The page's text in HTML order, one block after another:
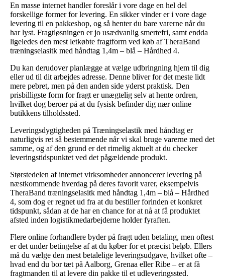
En masse internet handler foreslår i vore dage en hel del
forskellige former for levering. En sikker vinder er i vore dage
levering til en pakkeshop, og så henter du bare varerne når du
har lyst. Fragtløsningen er jo usædvanlig smertefri, samt endda
ligeledes den mest letkøbte fragtform ved køb af TheraBand
træningselasitk med håndtag 1,4m – blå – Hårdhed 4.
Du kan derudover planlægge at vælge udbringning hjem til dig
eller ud til dit arbejdes adresse. Denne bliver for det meste lidt
mere pebret, men på den anden side yderst praktisk. Den
prisbilligste form for fragt er unægtelig selv at hente ordren,
hvilket dog beroer på at du fysisk befinder dig nær online
butikkens tilholdssted.
Leveringsdygtigheden på Træningselastik med håndtag er
naturligvis ret så bestemmende når vi skal bruge varerne med det
samme, og af den grund er det rimelig aktuelt at du checker
leveringstidspunktet ved det pågældende produkt.
Størstedelen af internet virksomheder annoncerer levering på
næstkommende hverdag på deres favorit varer, eksempelvis
TheraBand træningselasitk med håndtag 1,4m – blå – Hårdhed
4, som dog er regnet ud fra at du bestiller forinden et konkret
tidspunkt, sådan at de har en chance for at nå at få produktet
afsted inden logistikmedarbejderne holder fyraften.
Flere online forhandlere byder på fragt uden betaling, men oftest
er det under betingelse af at du køber for et præcist beløb. Ellers
må du vælge den mest betalelige leveringsudgave, hvilket ofte –
hvad end du bor tæt på Aalborg, Grenaa eller Ribe – er at få
fragtmanden til at levere din pakke til et udleveringssted.